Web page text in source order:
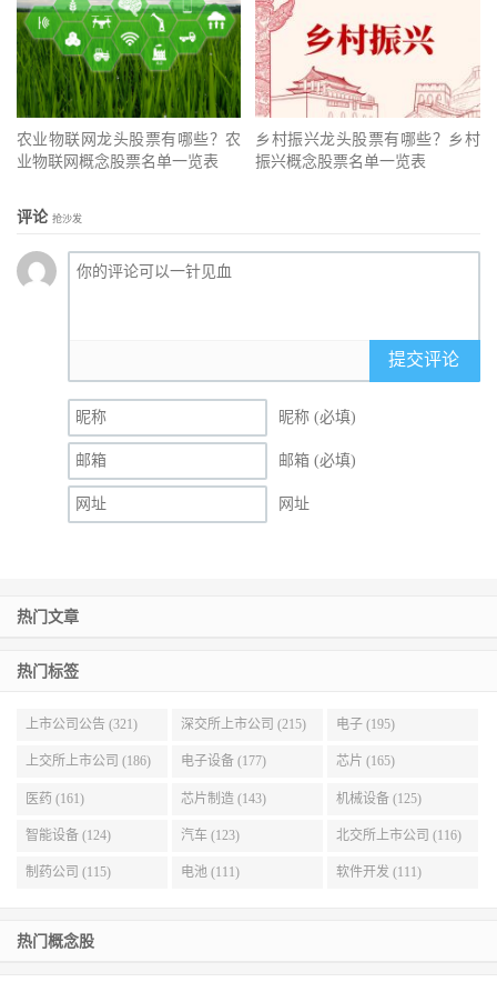
农业物联网龙头股票有哪些？农
业物联网概念股票名单一览表
乡村振兴龙头股票有哪些？乡村
振兴概念股票名单一览表
评论 抢沙发
提交评论
昵称 (必填)
邮箱 (必填)
网址
热门文章
热门标签
上市公司公告 (321) 深交所上市公司 (215) 电子 (195)
上交所上市公司 (186) 电子设备 (177) 芯片 (165)
医药 (161) 芯片制造 (143) 机械设备 (125)
智能设备 (124) 汽车 (123) 北交所上市公司 (116)
制药公司 (115) 电池 (111) 软件开发 (111)
热门概念股